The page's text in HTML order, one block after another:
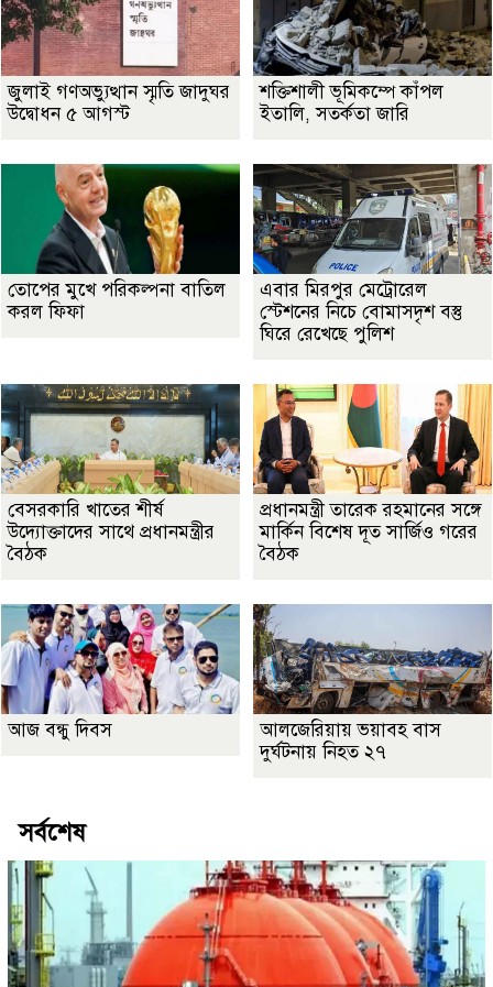
জুলাই গণঅভ্যুত্থান স্মৃতি জাদুঘর
উদ্বোধন ৫ আগস্ট
শক্তিশালী ভূমিকম্পে কাঁপল
ইতালি, সতর্কতা জারি
তোপের মুখে পরিকল্পনা বাতিল
করল ফিফা
এবার মিরপুর মেট্রোরেল
স্টেশনের নিচে বোমাসদৃশ বস্তু
ঘিরে রেখেছে পুলিশ
বেসরকারি খাতের শীর্ষ
উদ্যোক্তাদের সাথে প্রধানমন্ত্রীর
বৈঠক
প্রধানমন্ত্রী তারেক রহমানের সঙ্গে
মার্কিন বিশেষ দূত সার্জিও গরের
বৈঠক
আজ বন্ধু দিবস
আলজেরিয়ায় ভয়াবহ বাস
দুর্ঘটনায় নিহত ২৭
সর্বশেষ